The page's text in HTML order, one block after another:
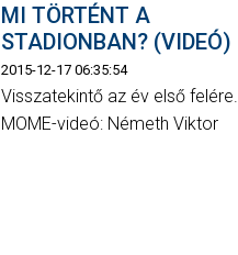
MI TÖRTÉNT A
STADIONBAN? (VIDEÓ)
2015-12-17 06:35:54
Visszatekintő az év első felére.
MOME-videó: Németh Viktor